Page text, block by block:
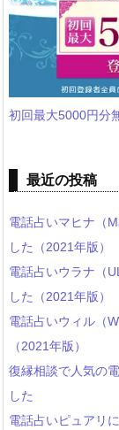
初回最大5000円分
最近の投稿
電話占いマヒナ（
した（2021年版）
電話占いウラナ（
した（2021年版）
電話占いウィル（
（2021年版）
復縁相談で人気の
した
電話占いピュアリ